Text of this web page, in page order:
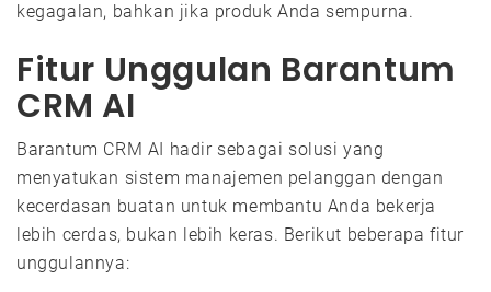
kegagalan, bahkan jika produk Anda sempurna.
Fitur Unggulan Barantum
CRM AI
Barantum CRM AI hadir sebagai solusi yang
menyatukan sistem manajemen pelanggan dengan
kecerdasan buatan untuk membantu Anda bekerja
lebih cerdas, bukan lebih keras. Berikut beberapa fitur
unggulannya: